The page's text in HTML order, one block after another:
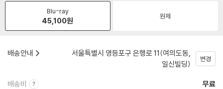
Blu-ray
45,100원 원제
배송안내
서울특별시 영등포구 은행로 11(여의도동,
일신빌딩)
변경
배송비 무료